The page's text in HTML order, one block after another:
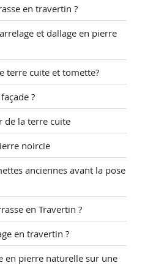
en travertin ?
et dallage en pierre
terre cuite et tomette?
?
de la terre cuite
noircie
anciennes avant la pose
en Travertin ?
en travertin ?
en pierre naturelle sur une